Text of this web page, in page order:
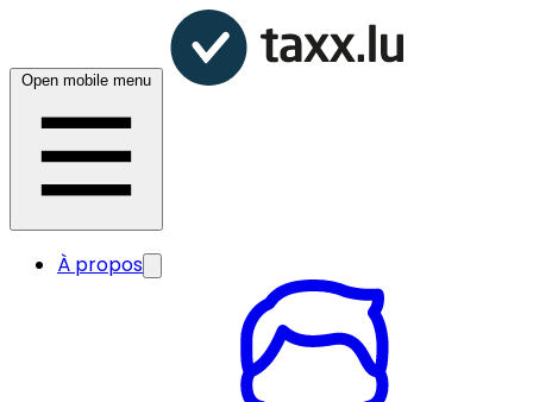
Open mobile menu
À propos